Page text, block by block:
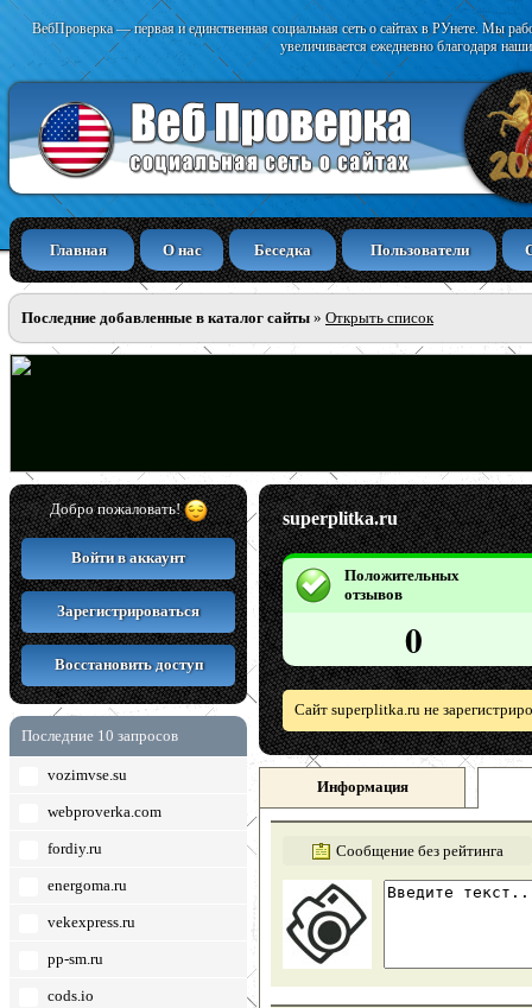
ВебПроверка — первая и единственная социальная сеть о сайтах в РУнете. Мы
увеличивается ежедневно благодаря
Главная О нас Беседка Пользователи
Последние добавленные в каталог сайты » Открыть список
Добро пожаловать!
Войти в аккаунт
Зарегистрироваться
Восстановить доступ
Последние 10 запросов
vozimvse.su
webproverka.com
fordiy.ru
energoma.ru
vekexpress.ru
pp-sm.ru
cods.io
superplitka.ru
Положительных
отзывов
0
Сайт superplitka.ru не
Информация
Сообщение без рейтинга